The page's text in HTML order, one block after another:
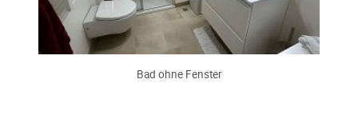
Bad ohne Fenster